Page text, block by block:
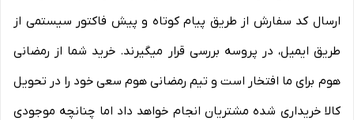
ارسال کد سفارش از طریق پیام کوتاه و پیش فاکتور سیستمی از
طریق ایمیل، در پروسه بررسی قرار میگیرند. خرید شما از رمضانی
هوم برای ما افتخار است و تیم رمضانی هوم سعی خود را در تحویل
کالا خریداری شده مشتریان انجام خواهد داد اما چنانچه موجودی